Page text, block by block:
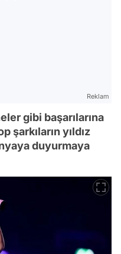
Reklam
gibi başarılarına
şarkıların yıldız
duyurmaya